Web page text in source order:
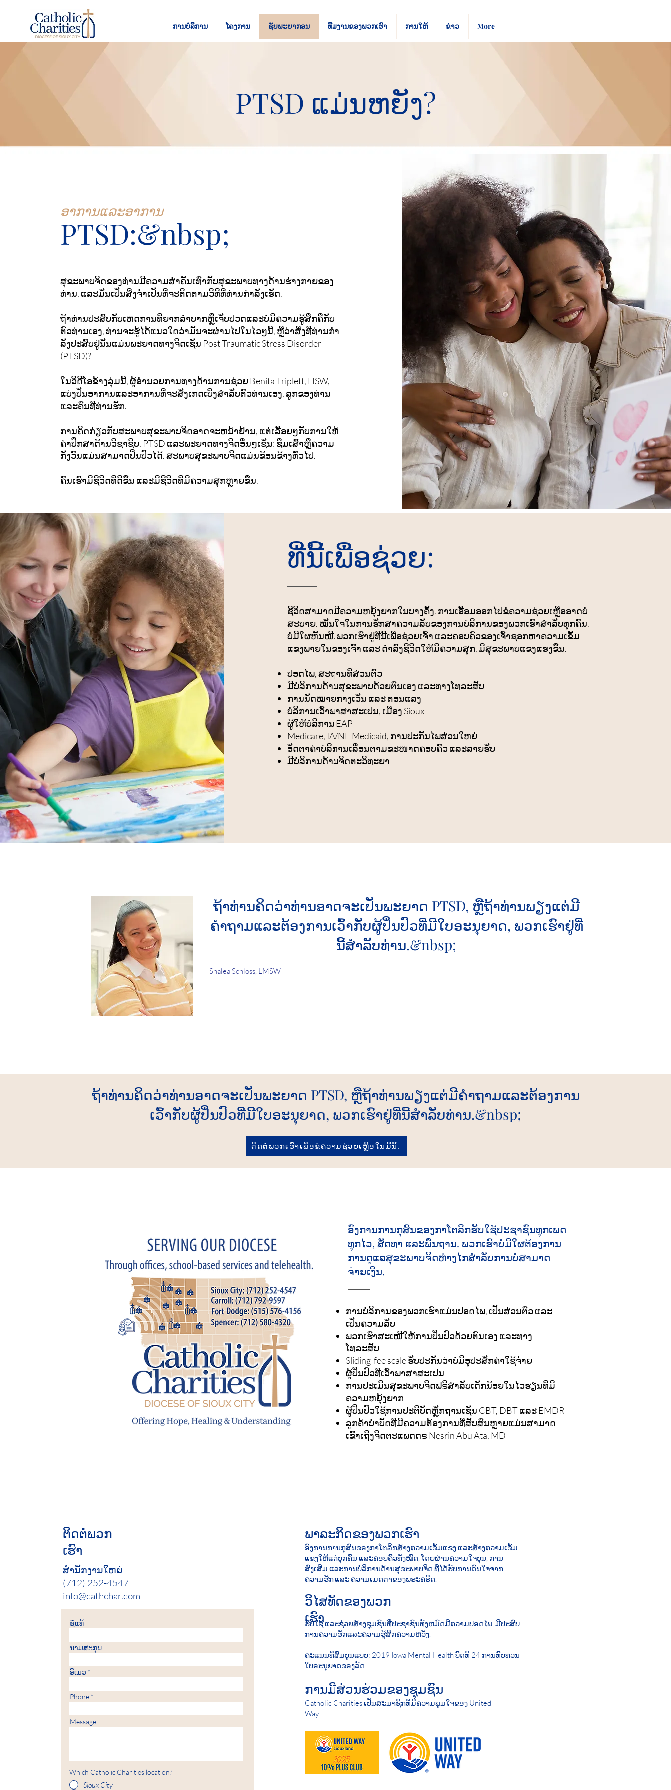
ການບໍລິການ ໂຄງການ ຊັບ​ພະ​ຍາ​ກອນ ທີມ​ງານ​ຂອງ​ພວກ​ເຮົາ ການໃຫ້ ຂ່າວ More
PTSD ແມ່ນຫຍັງ?
ອາການແລະອາການ
PTSD:&nbsp;
ສຸຂະພາບຈິດຂອງທ່ານມີຄວາມສໍາຄັນເທົ່າກັບສຸຂະພາບທາງດ້ານຮ່າງກາຍຂອງ
ທ່ານ, ແລະມັນເປັນສິ່ງຈໍາເປັນທີ່ຈະຕິດຕາມວິທີທີ່ທ່ານກໍາລັງເຮັດ.
ຖ້າທ່ານປະສົບກັບເຫດການທີ່ຍາກລໍາບາກຫຼືເຈັບປວດແລະບໍ່ມີຄວາມຮູ້ສຶກຄືກັບ
ຕົວທ່ານເອງ, ທ່ານຈະຮູ້ໄດ້ແນວໃດວ່າມັນຈະຜ່ານໄປໃນໄວໆນີ້, ຫຼືວ່າສິ່ງທີ່ທ່ານກໍາ
ລັງປະສົບຢູ່ນັ້ນແມ່ນພະຍາດທາງຈິດເຊັ່ນ Post Traumatic Stress Disorder
(PTSD)?
ໃນວິດີໂອຂ້າງລຸ່ມນີ້, ຜູ້ອໍານວຍການທາງດ້ານການຊ່ວຍ Benita Triplett, LISW,
ແບ່ງປັນອາການແລະອາການທີ່ຈະສັງເກດເບິ່ງສໍາລັບຕົວທ່ານເອງ, ລູກຂອງທ່ານ
ແລະຄົນທີ່ທ່ານຮັກ.
ການຄິດກ່ຽວກັບສະພາບສຸຂະພາບຈິດອາດຈະຫນ້າຢ້ານ, ແຕ່ເລື້ອຍໆກັບການໃຫ້
ຄໍາປຶກສາດ້ານວິຊາຊີບ, PTSD ແລະພະຍາດທາງຈິດອື່ນໆເຊັ່ນ: ຊຶມເສົ້າຫຼືຄວາມ
ກັງວົນແມ່ນສາມາດປິ່ນປົວໄດ້. ສະພາບສຸຂະພາບຈິດແມ່ນຂ້ອນຂ້າງທົ່ວໄປ.
ຄົນເຮົາມີຊີວິດທີ່ດີຂຶ້ນ ແລະມີຊີວິດທີ່ມີຄວາມສຸກຫຼາຍຂຶ້ນ.
ທີ່ນີ້ເພື່ອຊ່ວຍ:
ຊີວິດສາມາດມີຄວາມຫຍຸ້ງຍາກໃນບາງຄັ້ງ. ການ​ເອື້ອມ​ອອກ​ໄປ​ຂໍ​ຄວາມ​ຊ່ວຍ​ເຫຼືອ​ອາດ​ບໍ່​
ສະບາຍ. ໝັ້ນໃຈໃນການຮັກສາຄວາມລັບຂອງການບໍລິການຂອງພວກເຮົາສຳລັບທຸກຄົນ.
ບໍ່ມີໃຜຫັນໜີ. ພວກເຮົາຢູ່ທີ່ນີ້ເພື່ອຊ່ວຍເຈົ້າ ແລະຄອບຄົວຂອງເຈົ້າຊອກຫາຄວາມເຂັ້ມ
ແຂງພາຍໃນຂອງເຈົ້າ ແລະ ດຳລົງຊີວິດໃຫ້ມີຄວາມສຸກ, ມີສຸຂະພາບແຂງແຮງຂຶ້ນ.
ປອດໄພ, ສະຖານທີ່ສ່ວນຕົວ
ມີບໍລິການດ້ານສຸຂະພາບດ້ວຍຕົນເອງ ແລະທາງໂທລະສັບ
ການນັດໝາຍກາງເວັນ ແລະ ຕອນແລງ
ບໍລິການເວົ້າພາສາສະເປນ, ເມືອງ Sioux
ຜູ້ໃຫ້ບໍລິການ EAP
Medicare, IA/NE Medicaid, ການປະກັນໄພສ່ວນໃຫຍ່
ອັດຕາຄ່າບໍລິການເລື່ອນຕາມຂະໜາດຄອບຄົວ ແລະລາຍຮັບ
ມີບໍລິການດ້ານຈິດຕະວິທະຍາ
ຖ້າທ່ານຄິດວ່າທ່ານອາດຈະເປັນພະຍາດ PTSD, ຫຼືຖ້າທ່ານພຽງແຕ່ມີ
ຄໍາຖາມແລະຕ້ອງການເວົ້າກັບຜູ້ປິ່ນປົວທີ່ມີໃບອະນຸຍາດ, ພວກເຮົາຢູ່ທີ່
ນີ້ສໍາລັບທ່ານ.&nbsp;
Shalea Schloss, LMSW
ຖ້າທ່ານຄິດວ່າທ່ານອາດຈະເປັນພະຍາດ PTSD, ຫຼືຖ້າທ່ານພຽງແຕ່ມີຄໍາຖາມແລະຕ້ອງການ
ເວົ້າກັບຜູ້ປິ່ນປົວທີ່ມີໃບອະນຸຍາດ, ພວກເຮົາຢູ່ທີ່ນີ້ສໍາລັບທ່ານ.&nbsp;
ຕິດຕໍ່ພວກເຮົາເພື່ອຂໍຄວາມຊ່ວຍເຫຼືອໃນມື້ນີ້.
ອົງການການກຸສົນຂອງກາໂຕລິກຮັບໃຊ້ປະຊາຊົນທຸກເພດ
ທຸກໄວ, ສັດທາ ແລະພື້ນຖານ. ພວກ​ເຮົາ​ບໍ່​ມີ​ໃຜ​ຕ້ອງ​ການ​
ການ​ດູ​ແລ​ສຸ​ຂະ​ພາບ​ຈິດ​ຫ່າງ​ໄກ​ສໍາ​ລັບ​ການ​ບໍ່​ສາ​ມາດ​
ຈ່າຍ​ເງິນ.
ການບໍລິການຂອງພວກເຮົາແມ່ນປອດໄພ, ເປັນສ່ວນຕົວ ແລະ
ເປັນຄວາມລັບ
ພວກເຮົາສະເໜີໃຫ້ການປິ່ນປົວດ້ວຍຕົນເອງ ແລະທາງ
ໂທລະສັບ
Sliding-fee scale ຮັບປະກັນວ່າບໍ່ມີອຸປະສັກຄ່າໃຊ້ຈ່າຍ
ຜູ້ປິ່ນປົວທີ່ເວົ້າພາສາສະເປນ
ການປະເມີນສຸຂະພາບຈິດຟຣີສໍາລັບເດັກນ້ອຍໃນໄວຮຽນທີ່ມີ
ຄວາມຫຍຸ້ງຍາກ
ຜູ້ປິ່ນປົວໃຊ້ການປະຕິບັດຫຼັກຖານເຊັ່ນ CBT, DBT ແລະ EMDR
ລູກຄ້າບໍາບັດທີ່ມີຄວາມຕ້ອງການທີ່ສັບສົນຫຼາຍແມ່ນສາມາດ
ເຂົ້າເຖິງຈິດຕະແພດດຣ Nesrin Abu Ata, MD
ຕິດ​ຕໍ່​ພວກ​
ເຮົາ
ສຳນັກງານໃຫຍ່
(712) 252-4547
info@cathchar.com
ຊື່​ແທ້
ນາມ​ສະ​ກຸນ
ອີເມວ
Phone
Message
Which Catholic Charities location?
Sioux City
ອົງການການກຸສົນຂອງກາໂຕລິກສ້າງຄວາມເຂັ້ມແຂງ ແລະສ້າງຄວາມເຂັ້ມ
ແຂງໃຫ້ແກ່ບຸກຄົນ ແລະຄອບຄົວທັງໝົດ, ໂດຍຜ່ານຄວາມໃຈບຸນ, ການ
ສົ່ງເສີມ ແລະການບໍລິການດ້ານສຸຂະພາບຈິດ ທີ່ໄດ້ຮັບການດົນໃຈຈາກ
ຄວາມຮັກ ແລະ ຄວາມເມດຕາຂອງພຣະຄຣິດ.
ພາລະກິດຂອງພວກເຮົາ
ວິໄສທັດຂອງພວກ
ເຮົາ
ຮັບ​ໃຊ້ ແລະ​ຊ່ວຍ​ສ້າງ​ຊຸມ​ຊົນ​ທີ່​ປະ​ຊາ​ຊົນ​ທັງ​ຫມົດ​ມີ​ຄວາມ​ປອດ​ໄພ, ມີ​ປະ​ສົບ​
ການ​ຄວາມ​ຮັກ​ແລະ​ຄວາມ​ຮູ້​ສຶກ​ຄວາມ​ຫວັງ.
ຄະແນນທີ່ສົມບູນແບບ: 2019 Iowa Mental Health ບົດທີ 24 ການທົບທວນ
ໃບອະນຸຍາດຂອງລັດ
ການມີສ່ວນຮ່ວມຂອງຊຸມຊົນ
Catholic Charities ເປັນສະມາຊິກທີ່ມີຄວາມພູມໃຈຂອງ United
Way.